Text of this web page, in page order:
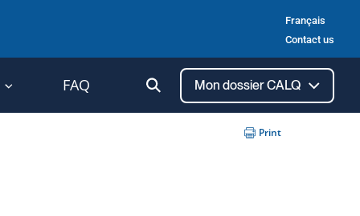
Français
Contact us
FAQ Ouvrir
la
recherche
Mon dossier CALQ
Print